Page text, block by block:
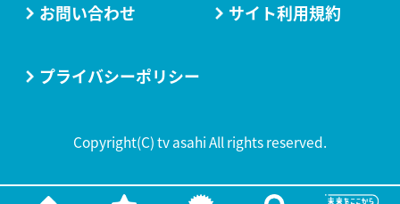
お問い合わせ サイト利用規約
プライバシーポリシー
Copyright(C) tv asahi All rights reserved.